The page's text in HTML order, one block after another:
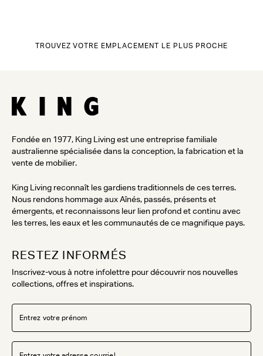
TROUVEZ VOTRE EMPLACEMENT LE PLUS PROCHE
Fondée en 1977, King Living est une entreprise familiale
australienne spécialisée dans la conception, la fabrication et la
vente de mobilier.
King Living reconnaît les gardiens traditionnels de ces terres.
Nous rendons hommage aux Aînés, passés, présents et
émergents, et reconnaissons leur lien profond et continu avec
les terres, les eaux et les communautés de ce magnifique pays.
RESTEZ INFORMÉS
Inscrivez-vous à notre infolettre pour découvrir nos nouvelles
collections, offres et inspirations.